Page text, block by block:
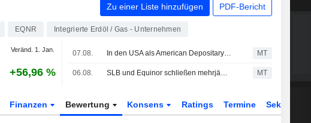
Zu einer Liste hinzufügen PDF-Bericht
EQNR Integrierte Erdöl / Gas - Unternehmen
Veränd. 1. Jan.
+56,96 %
07.08. In den USA als American Depositary Receipts gehandelte europäische Aktien legen im Handel am Freitag zu MT
06.08. SLB und Equinor schließen mehrjährigen Vertrag über Lagerstättenstimulation auf dem norwegischen Festlandsockel MT
Finanzen Bewertung Konsens Ratings Termine Sektor